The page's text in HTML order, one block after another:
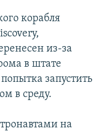
корабля
из-за
в штате
запустить
в среду.
на